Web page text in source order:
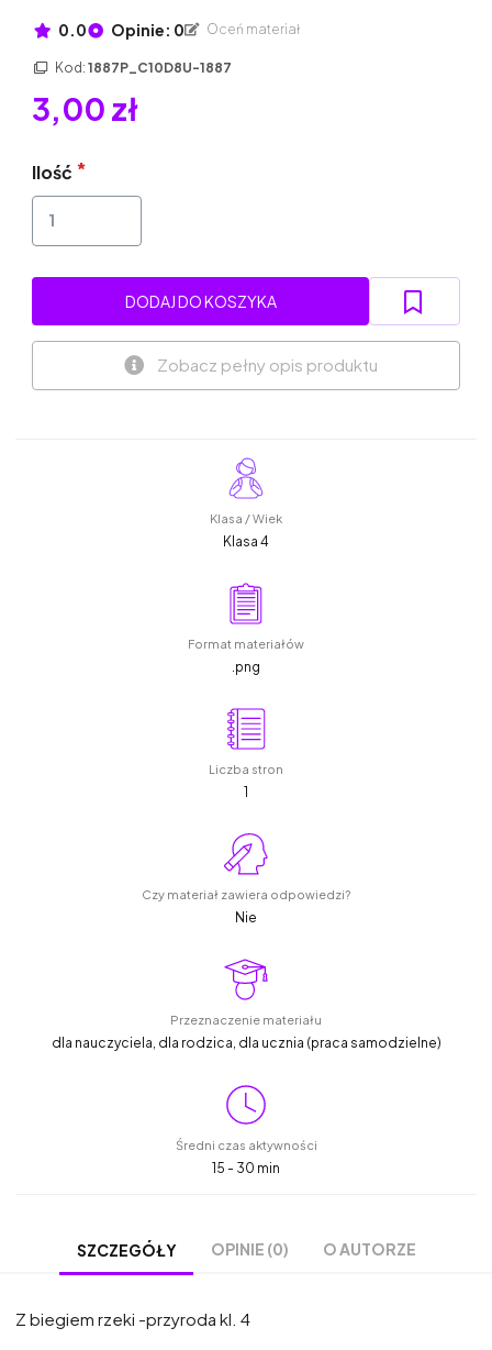
0.0 Opinie: 0 Oceń materiał
Kod: 1887P_C10D8U-1887
3,00 zł
Ilość
DODAJ DO KOSZYKA
Zobacz pełny opis produktu
Klasa / Wiek
Klasa 4
Format materiałów
.png
Liczba stron
1
Czy materiał zawiera odpowiedzi?
Nie
Przeznaczenie materiału
dla nauczyciela, dla rodzica, dla ucznia (praca samodzielne)
Średni czas aktywności
15 - 30 min
SZCZEGÓŁY OPINIE (0) O AUTORZE
Z biegiem rzeki -przyroda kl. 4